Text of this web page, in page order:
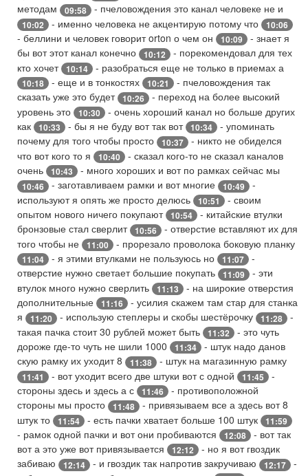
методам
09:58 - пчеловождения это канал человеке не и
10:02 - именно человека не акцентирую потому что 10:06
- беллини и человек говорит orton о чем он 10:09
- знает я
бы вот этот канал конечно
10:12
- порекомендовал для тех
кто хочет 10:14 - разобраться еще не только в приемах а
10:18 - еще и в тонкостях 10:21
- пчеловождения так
сказать уже это будет 10:26
- переход на более высокий
уровень это
10:30
- очень хороший канал но больше других
как
10:33 - бы я не буду вот так вот 10:34
- упоминать
почему для того чтобы просто
10:37
- никто не обиделся
что вот кого то я
10:40
- сказал кого-то не сказал каналов
очень
10:43 - много хороших и вот по рамках сейчас мы
10:46 - заготавливаем рамки и вот многие 10:49
-
используют я опять же просто делюсь
10:51
- своим
опытом нового ничего покупают 10:54
- китайские втулки
бронзовые стал сверлит 10:56
- отверстие вставляют их для
того чтобы не
11:00 - прорезало проволока боковую планку
11:04 - я этими втулками не пользуюсь но 11:07
-
отверстие нужно светает большие покупать
11:09
- эти
втулок много нужно сверлить
11:13
- на широкие отверстия
дополнительные
11:16
- усилия скажем там стар для станка
я
11:20 - использую степлеры и скобы шестёрочку 11:28
-
такая пачка стоит 30 рублей может быть
11:32
- это чуть
дороже где-то чуть не шили 1000
11:34
- штук надо данов
скую рамку их уходит 8
11:38 - штук на магазинную рамку
11:41 - вот уходит всего две штуки вот с одной 11:45
-
стороны здесь и здесь а с
11:46
- противоположной
стороны мы просто
11:48
- привязываем все а здесь вот 8
штук то
11:54 - есть пачки хватает больше 100 штук 11:59
- рамок одной пачки и вот они пробиваются 12:08
- вот так
вот а это уже вот привязывается
12:12
- но я вот гвоздик
забиваю
12:14 - и гвоздик так напротив закручиваю 12:17
-